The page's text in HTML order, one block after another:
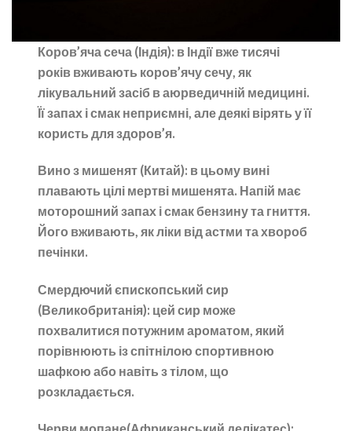
Коров’яча сеча (Індія): в Індії вже тисячі
років вживають коров’ячу сечу, як
лікувальний засіб в аюрведичній медицині.
Її запах і смак неприємні, але деякі вірять у її
користь для здоров’я.
Вино з мишенят (Китай): в цьому вині
плавають цілі мертві мишенята. Напій має
моторошний запах і смак бензину та гниття.
Його вживають, як ліки від астми та хвороб
печінки.
Смердючий єпископський сир
(Великобританія): цей сир може
похвалитися потужним ароматом, який
порівнюють із спітнілою спортивною
шафкою або навіть з тілом, що
розкладається.